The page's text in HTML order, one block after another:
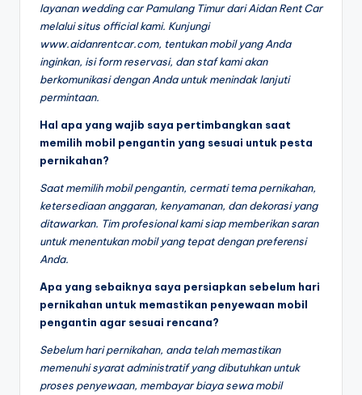
layanan wedding car Pamulang Timur dari Aidan Rent Car
melalui situs official kami. Kunjungi
www.aidanrentcar.com, tentukan mobil yang Anda
inginkan, isi form reservasi, dan staf kami akan
berkomunikasi dengan Anda untuk menindak lanjuti
permintaan.
Hal apa yang wajib saya pertimbangkan saat
memilih mobil pengantin yang sesuai untuk pesta
pernikahan?
Saat memilih mobil pengantin, cermati tema pernikahan,
ketersediaan anggaran, kenyamanan, dan dekorasi yang
ditawarkan. Tim profesional kami siap memberikan saran
untuk menentukan mobil yang tepat dengan preferensi
Anda.
Apa yang sebaiknya saya persiapkan sebelum hari
pernikahan untuk memastikan penyewaan mobil
pengantin agar sesuai rencana?
Sebelum hari pernikahan, anda telah memastikan
memenuhi syarat administratif yang dibutuhkan untuk
proses penyewaan, membayar biaya sewa mobil